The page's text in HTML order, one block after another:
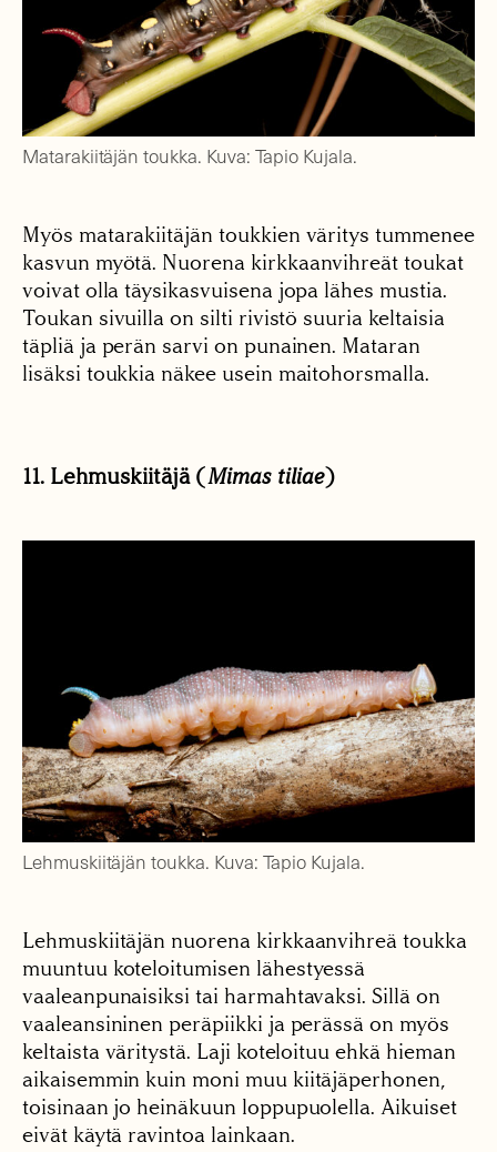
Matarakiitäjän toukka. Kuva: Tapio Kujala.
Myös matarakiitäjän toukkien väritys tummenee
kasvun myötä. Nuorena kirkkaanvihreät toukat
voivat olla täysikasvuisena jopa lähes mustia.
Toukan sivuilla on silti rivistö suuria keltaisia
täpliä ja perän sarvi on punainen. Mataran
lisäksi toukkia näkee usein maitohorsmalla.
11. Lehmuskiitäjä (Mimas tiliae)
Lehmuskiitäjän toukka. Kuva: Tapio Kujala.
Lehmuskiitäjän nuorena kirkkaanvihreä toukka
muuntuu koteloitumisen lähestyessä
vaaleanpunaisiksi tai harmahtavaksi. Sillä on
vaaleansininen peräpiikki ja perässä on myös
keltaista väritystä. Laji koteloituu ehkä hieman
aikaisemmin kuin moni muu kiitäjäperhonen,
toisinaan jo heinäkuun loppupuolella. Aikuiset
eivät käytä ravintoa lainkaan.